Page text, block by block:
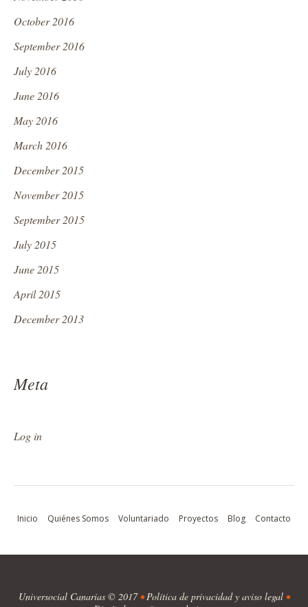
October 2016
September 2016
July 2016
June 2016
May 2016
March 2016
December 2015
November 2015
September 2015
July 2015
June 2015
April 2015
December 2013
Meta
Log in
Inicio Quiénes Somos Voluntariado Proyectos Blog Contacto
Universocial Canarias © 2017 •Política de privacidad y aviso legal •